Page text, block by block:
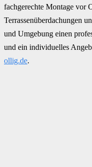
fachgerechte Montage vor
Terrassenüberdachungen
und Umgebung einen
und ein individuelles
ollig.de.